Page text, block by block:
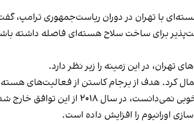
هسته‌ای با تهران در دوران ریاست‌جمهوری
برای ساخت سلاح هسته‌ای فاصله داشته
تهران، در این زمینه را زیر نظر دارد.
کرد. هدف از برجام کاستن از فعالیت‌های
۲۰۱۸ از این توافق خارج شد.
اورانیوم را افزایش داده است.